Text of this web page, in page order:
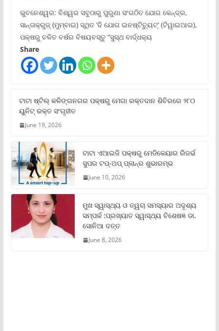
ଭୁବନେଶ୍ୱର: ବିଶ୍ୱର ସବୁଠାରୁ ପୁରୁଣା ସଂଗଠିତ ଯୋଗ କେନ୍ଦ୍ର,
ସାନ୍ତାକ୍ରୁଜ୍ (ମୁମ୍ବାଇ) ସ୍ଥିତ ‘ଦି ଯୋଗ ଇନଷ୍ଟିଚ୍ୟୁଟ୍‌’ (ଟିୱାଇଆଇ),
ପକ୍ଷରୁ ଚଳିତ ବର୍ଷର ବିଷୟବସ୍ତୁ “ସୁସ୍ଥ ବାର୍ଦ୍ଧକ୍ୟ
Share
ଟାଟା ଷ୍ଟିଲ୍‌ କଳିଙ୍ଗନଗର ପକ୍ଷରୁ ମେଗା ରକ୍ତଦାନ ଶିବିରରେ ୨୮୦
ୟୁନିଟ୍‌ ରକ୍ତ ସଂଗୃହୀତ
June 19, 2026
ଟାଟା ଏଆଇଜି ପକ୍ଷରୁ ମେଡିକେୟାର ରିଜର୍ଭ
ସୁପର ଟପ୍‌-ଅପ୍ ପ୍ଲାନ୍‌ର ଶୁଭାରମ୍ଭ
June 10, 2026
ମୁଖ ସ୍ୱାସ୍ଥ୍ୟ ଓ ତ୍ୱଚା ସମସ୍ୟାର ଅଦୃଶ୍ୟ
ସମ୍ପର୍କ :ପ୍ରଖ୍ୟାତ ସ୍ୱାସ୍ଥ୍ୟ ବିଶେଷଜ୍ଞ ଡା.
ସୋନିଆ ଦତ୍ତ
June 8, 2026